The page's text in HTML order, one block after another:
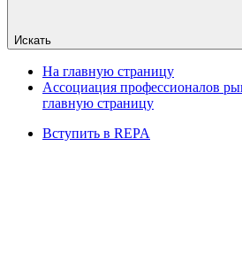
Искать
На главную страницу
Ассоциация профессионалов
главную страницу
Вступить в REPA